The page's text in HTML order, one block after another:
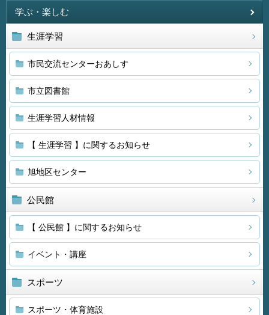
学ぶ・楽しむ
生涯学習
市民交流センターおあしす
市立図書館
生涯学習人材情報
【 生涯学習 】に関するお知らせ
旭地区センター
公民館
【 公民館 】に関するお知らせ
イベント・講座
スポーツ
スポーツ・体育施設